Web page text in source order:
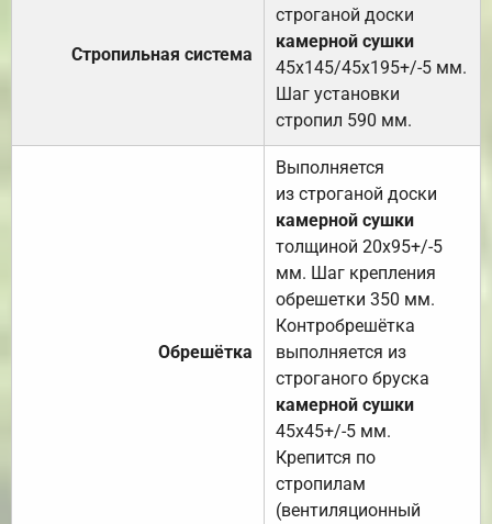
Стропильная система
строганой доски
камерной сушки
45х145/45х195+/-5 мм.
Шаг установки
стропил 590 мм.
Обрешётка
Выполняется
из строганой доски
камерной сушки
толщиной 20х95+/-5
мм. Шаг крепления
обрешетки 350 мм.
Контробрешётка
выполняется из
строганого бруска
камерной сушки
45х45+/-5 мм.
Крепится по
стропилам
(вентиляционный